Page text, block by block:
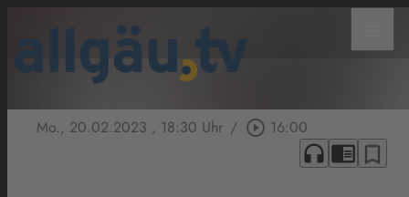
Mo., 20.02.2023 , 18:30 Uhr / play_circle_outline 16:00
headphones chrome_reader_mode bookmark_border